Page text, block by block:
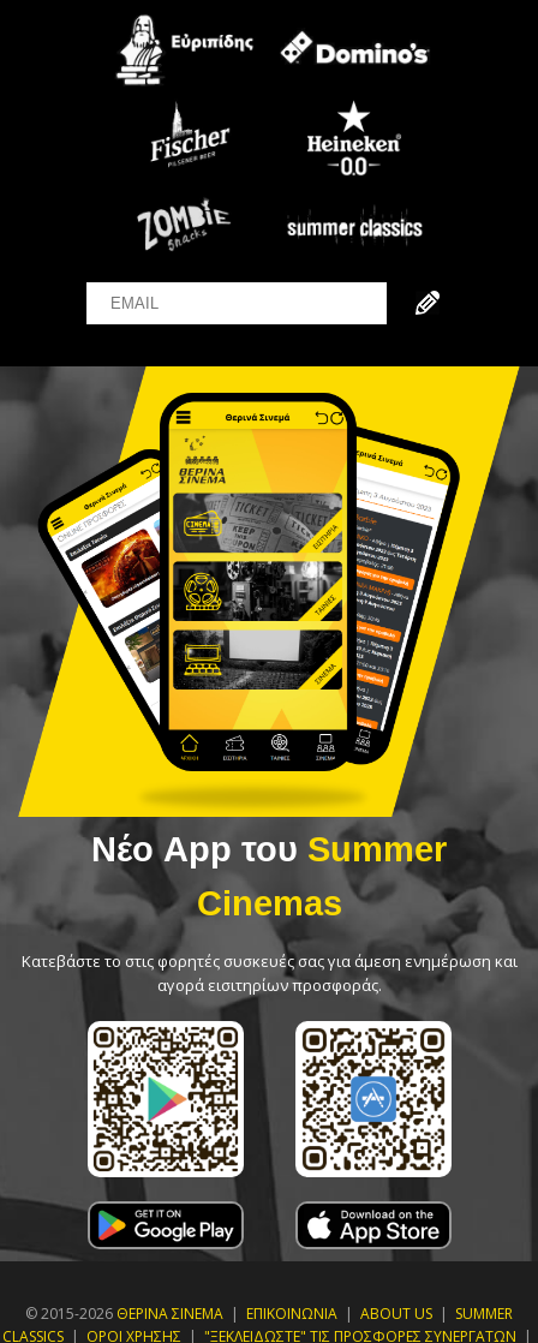
Email Name
Νέο App του Summer
Cinemas
Κατεβάστε το στις φορητές συσκευές σας για άμεση ενημέρωση και
αγορά εισιτηρίων προσφοράς.
© 2015-2026 ΘΕΡΙΝΑ ΣΙΝΕΜΑ | ΕΠΙΚΟΙΝΩΝΙΑ | ABOUT US | SUMMER
CLASSICS | ΟΡΟΙ ΧΡΗΣΗΣ | "ΞΕΚΛΕΙΔΩΣΤΕ" ΤΙΣ ΠΡΟΣΦΟΡΕΣ ΣΥΝΕΡΓΑΤΩΝ |